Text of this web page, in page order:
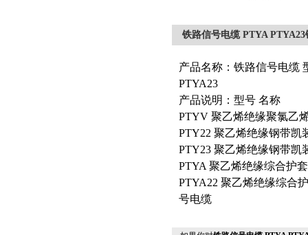
铁路信号电缆 PTYA
产品名称：铁路信号电缆
PTYA23
产品说明：型号 名称
PTYV 聚乙烯绝缘聚氯乙
PTY22 聚乙烯绝缘钢带凯
PTY23 聚乙烯绝缘钢带凯
PTYA 聚乙烯绝缘综合护
PTYA22 聚乙烯绝缘综合
号电缆